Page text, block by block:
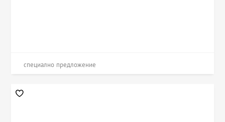
специално предложение